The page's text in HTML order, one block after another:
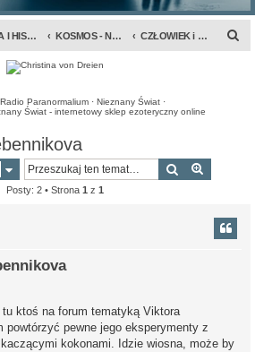
NAUKA I HISTORIA KOSMOS - NAUKA - TECHNIKA CZŁOWIEK i NATURA
Radio Paranormalium· Nieznany Świat·
Świat - internetowy sklep ezoteryczny online
Szukaj
Posty: 2 • Strona 1 z 1
ktoś na forum tematyką Viktora
powtórzyć pewne jego eksperymenty z
kokonami. Idzie wiosna, może by